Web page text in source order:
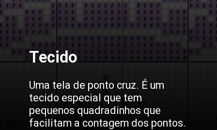
Tecido
Uma tela de ponto cruz. É um
tecido especial que tem
pequenos quadradinhos que
facilitam a contagem dos pontos.